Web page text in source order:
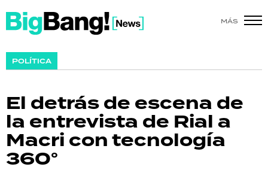
MÁS
POLÍTICA
El detrás de escena de
la entrevista de Rial a
Macri con tecnología
360°
SHOW
ACTUALIDAD
POLICIALES
ECONOMÍA